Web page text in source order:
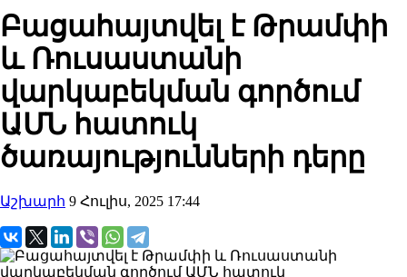
Բացահայտվել է Թրամփի
և Ռուսաստանի
վարկաբեկման գործում
ԱՄՆ հատուկ
ծառայությունների դերը
Աշխարհ 9 Հուլիս, 2025 17:44